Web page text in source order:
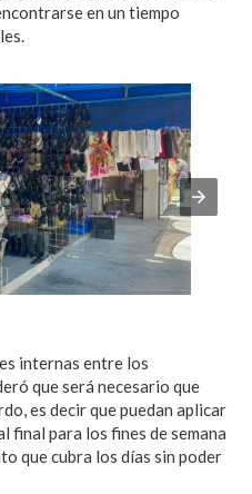
en un tiempo
internas entre los
que será necesario que
es decir que puedan aplicar
final para los fines de semana
que cubra los días sin poder